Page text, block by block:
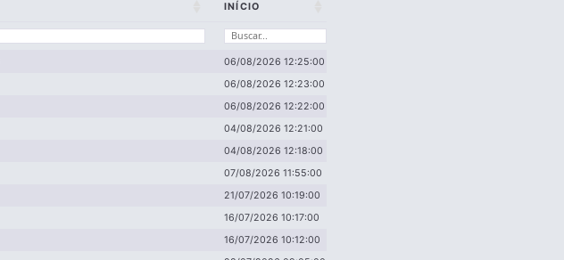
INÍCIO
06/08/2026 12:25:00
06/08/2026 12:23:00
06/08/2026 12:22:00
04/08/2026 12:21:00
04/08/2026 12:18:00
07/08/2026 11:55:00
21/07/2026 10:19:00
16/07/2026 10:17:00
16/07/2026 10:12:00